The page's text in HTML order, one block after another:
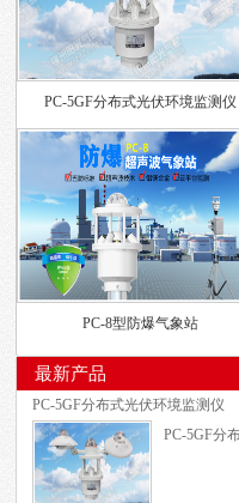
PC-5GF分布式光伏环境监测仪
PC-8型防爆气象站
最新产品
PC-5GF分布式光伏环境监测仪
PC-5GF分